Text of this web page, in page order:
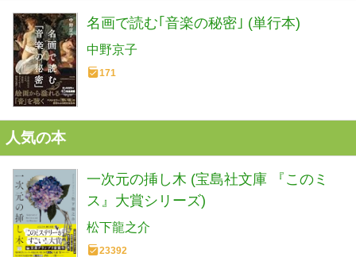
名画で読む｢音楽の秘密｣ (単行本)
中野京子
171
人気の本
一次元の挿し木 (宝島社文庫 『このミ
ス』大賞シリーズ)
松下龍之介
23392